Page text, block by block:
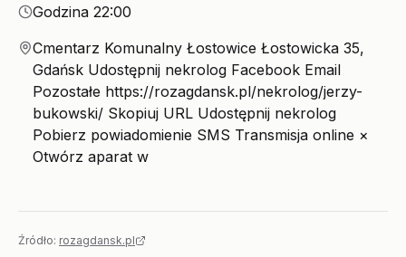
Godzina
Godzina 22:00
Miejsce
Cmentarz Komunalny Łostowice Łostowicka 35,
Gdańsk Udostępnij nekrolog Facebook Email
Pozostałe https://rozagdansk.pl/nekrolog/jerzy-
bukowski/ Skopiuj URL Udostępnij nekrolog
Pobierz powiadomienie SMS Transmisja online ×
Otwórz aparat w
Źródło: rozagdansk.pl